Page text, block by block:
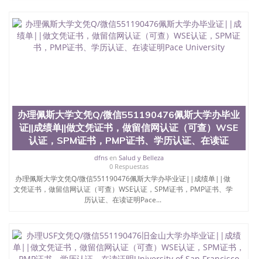
留服真实存档可查，存档。 2、留学回国人员证明
（使馆认证），使馆网站真实存档可查。 3、留信网
真实可查认证办理，存档可查，终身受用。 四、办理
前十名，工学院排名在前十五名，且继续攀升中。纽
约大学为学生们提供本科、硕士及博士学位。学校的
专业课程包括：会计学、MBA、财务、教育、建筑工
程、经济、医学、护理、文学、音乐、生物学、统计
学、美术、电子工程、天文学、农业、环境污染控
制、历史、电气工程、生物工程、建筑设计、工商管
理、材料科学、机械工程、航天工程、土木工程、数
学、化学、英语、社会科学、心理学、戏剧、市场营
销、机械工程、计算机科学、物理学、人工智能、商
科、金融专业 1、客户提供相关材料，确定客户办理
交时间，公司人员陪同客户本人一起去留服递交材
料； 5、等待结果，完成结果书留服直接邮寄给客户
办理佩斯大学文凭Q/微信551190476佩斯大学办毕业
证||成绩单||做文凭证书，做留信网认证（可查）WSE
认证，SPM证书，PMP证书、学历认证、在读证
dfnsen Salud y Belleza
0 Respuestas
办理佩斯大学文凭Q/微信551190476佩斯大学办毕业证||成绩单||做
文凭证书，做留信网认证（可查）WSE认证，SPM证书，PMP证书、学
历认证、在读证明Pace...